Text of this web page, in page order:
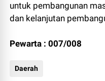
untuk pembangunan
dan kelanjutan
Pewarta : 007/008
Daerah